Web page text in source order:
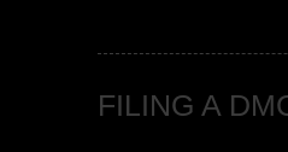
FILING A